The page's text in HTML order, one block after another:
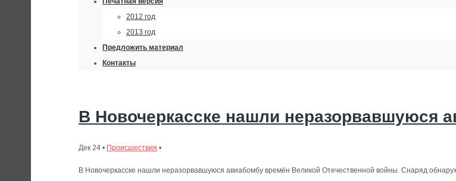
2012 год
2013 год
Предложить материал
Контакты
В Новочеркасске нашли неразорвавшуюся
Дек 24 • Происшествия •
В Новочеркасске нашли неразорвавшуюся авиабомбу времён Великой Отечественной войны. Снаряд